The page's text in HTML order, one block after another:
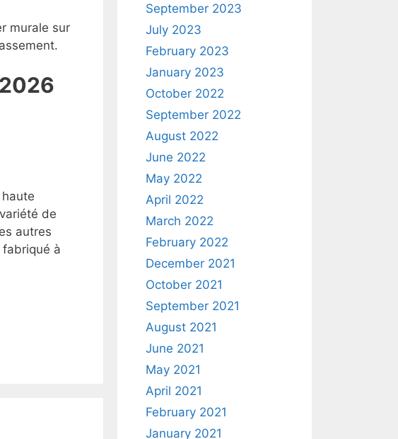
murale sur
de
autres
fabriqué à
September 2023
July 2023
February 2023
January 2023
October 2022
September 2022
August 2022
June 2022
May 2022
April 2022
March 2022
February 2022
December 2021
October 2021
September 2021
August 2021
June 2021
May 2021
April 2021
February 2021
January 2021